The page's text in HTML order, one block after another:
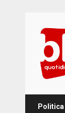
content
Politica